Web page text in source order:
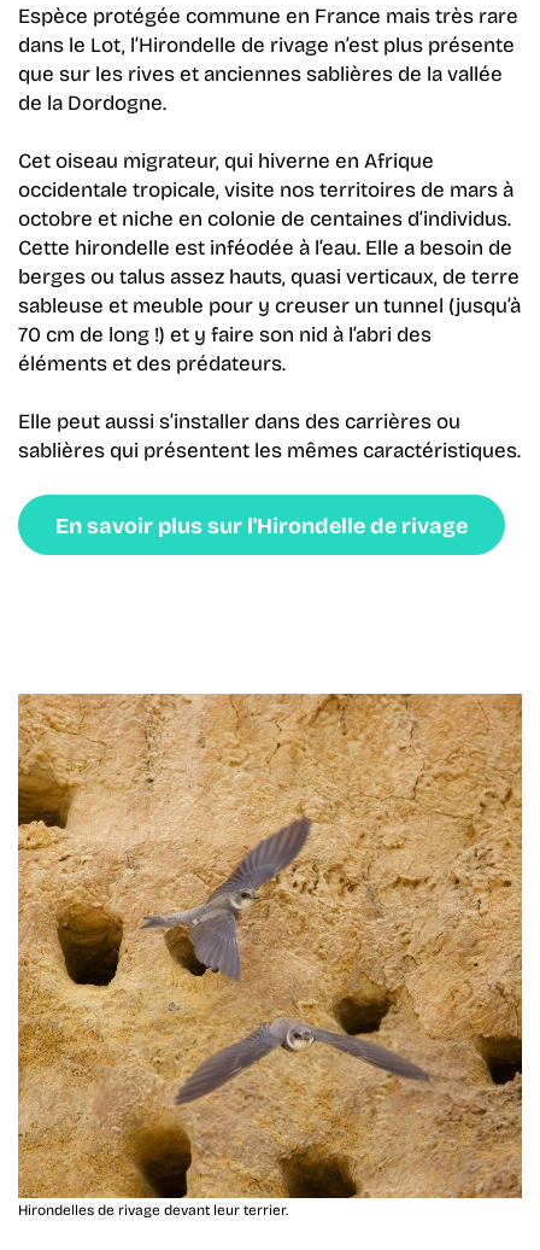
Espèce protégée commune en France mais très rare
dans le Lot, l’Hirondelle de rivage n’est plus présente
que sur les rives et anciennes sablières de la vallée
de la Dordogne.
Cet oiseau migrateur, qui hiverne en Afrique
occidentale tropicale, visite nos territoires de mars à
octobre et niche en colonie de centaines d’individus.
Cette hirondelle est inféodée à l’eau. Elle a besoin de
berges ou talus assez hauts, quasi verticaux, de terre
sableuse et meuble pour y creuser un tunnel (jusqu’à
70 cm de long !) et y faire son nid à l’abri des
éléments et des prédateurs.
Elle peut aussi s’installer dans des carrières ou
sablières qui présentent les mêmes caractéristiques.
En savoir plus sur l'Hirondelle de rivage
Hirondelles de rivage devant leur terrier.